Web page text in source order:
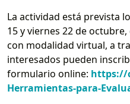
La actividad está prevista
15 y viernes 22 de
con modalidad virtual, a
interesados pueden
formulario online: https://
Herramientas-para-